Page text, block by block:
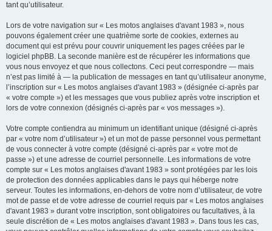
tant qu’utilisateur.
Lors de votre navigation sur « Les motos anglaises d'avant 1983 », nous
pouvons également créer une quatrième sorte de cookies, externes au
document qui est prévu pour couvrir uniquement les pages créées par le
logiciel phpBB. La seconde manière est de récupérer les informations que
vous nous envoyez et que nous collectons. Ceci peut correspondre — mais
n’est pas limité à — la publication de messages en tant qu’utilisateur anonyme,
l’inscription sur « Les motos anglaises d'avant 1983 » (désignée ci-après par
« votre compte ») et les messages que vous publiez après votre inscription et
lors de votre connexion (désignés ci-après par « vos messages »).
Votre compte contiendra au minimum un identifiant unique (désigné ci-après
par « votre nom d’utilisateur ») et un mot de passe personnel vous permettant
de vous connecter à votre compte (désigné ci-après par « votre mot de
passe ») et une adresse de courriel personnelle. Les informations de votre
compte sur « Les motos anglaises d'avant 1983 » sont protégées par les lois
de protection des données applicables dans le pays qui héberge notre
serveur. Toutes les informations, en-dehors de votre nom d’utilisateur, de votre
mot de passe et de votre adresse de courriel requis par « Les motos anglaises
d'avant 1983 » durant votre inscription, sont obligatoires ou facultatives, à la
seule discrétion de « Les motos anglaises d'avant 1983 ». Dans tous les cas,